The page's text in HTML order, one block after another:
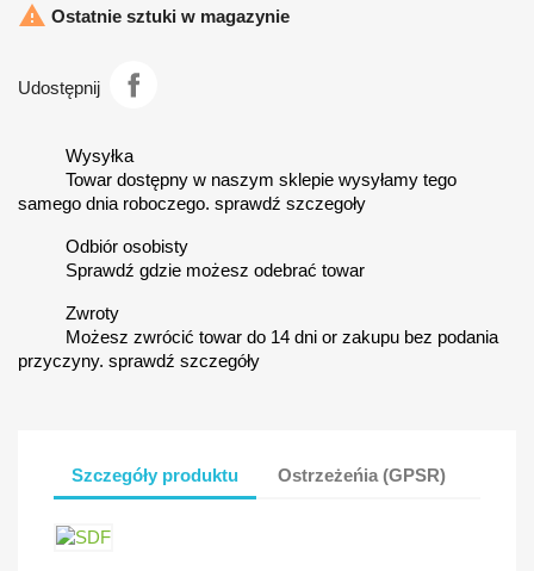
 Ostatnie sztuki w magazynie
Udostępnij
Wysyłka
Towar dostępny w naszym sklepie wysyłamy tego
samego dnia roboczego. sprawdź szczegoły
Odbiór osobisty
Sprawdź gdzie możesz odebrać towar
Zwroty
Możesz zwrócić towar do 14 dni or zakupu bez podania
przyczyny. sprawdź szczegóły
Szczegóły produktu Ostrzeżeńia (GPSR)